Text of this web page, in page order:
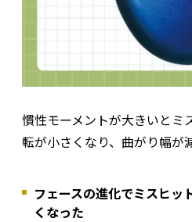
慣性モーメントが大きいとミ
転が小さくなり、曲がり幅が
フェースの進化でミスヒッ
くなった